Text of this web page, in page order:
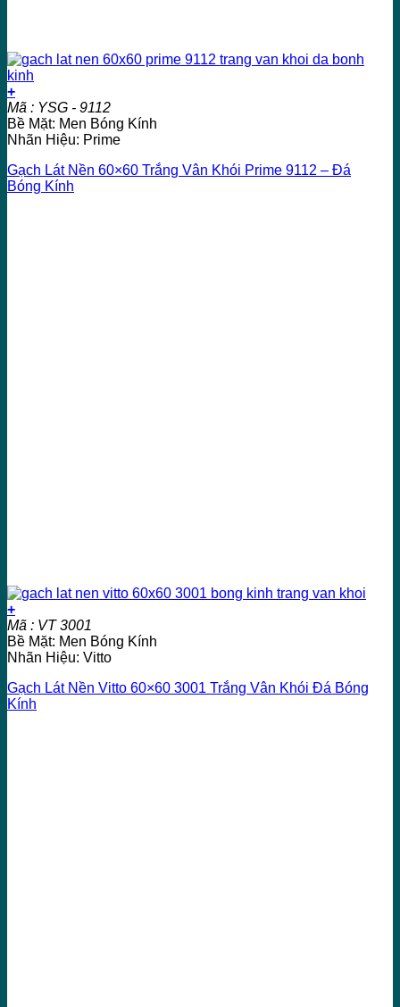
+
Mã : YSG - 9112
Bề Mặt: Men Bóng Kính
Nhãn Hiệu: Prime
Gạch Lát Nền 60×60 Trắng Vân Khói Prime 9112 – Đá
Bóng Kính
+
Mã : VT 3001
Bề Mặt: Men Bóng Kính
Nhãn Hiệu: Vitto
Gạch Lát Nền Vitto 60×60 3001 Trắng Vân Khói Đá Bóng
Kính